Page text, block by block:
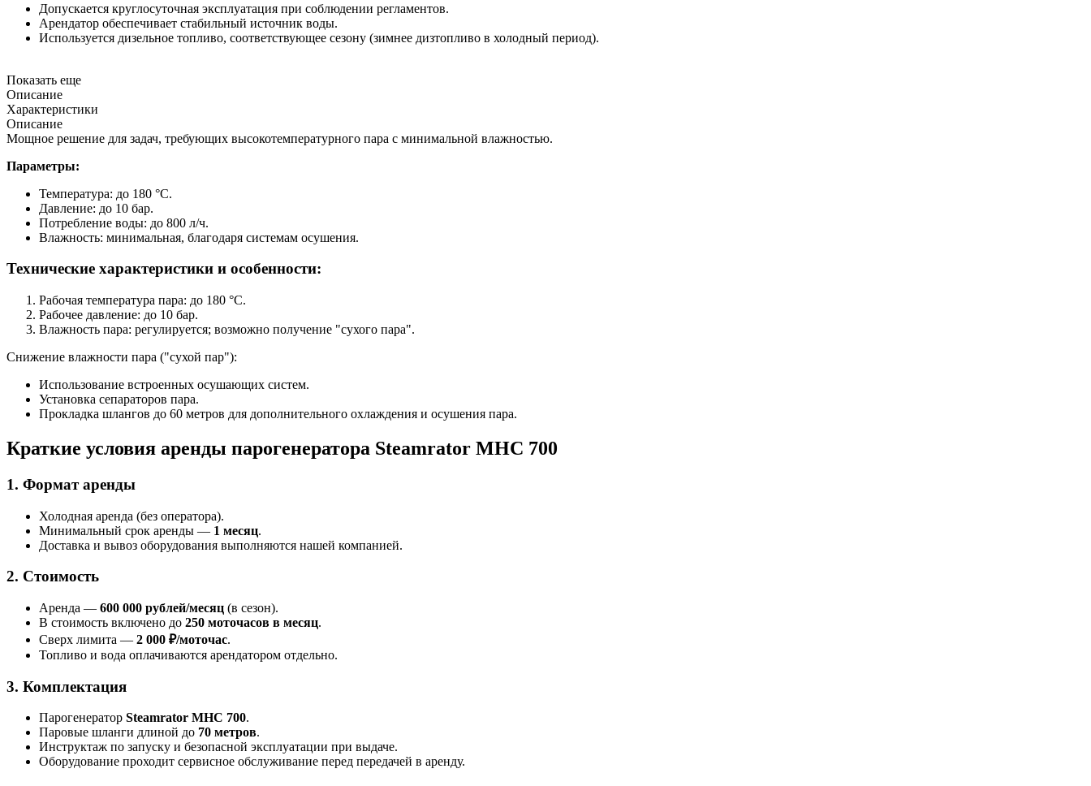
Допускается круглосуточная эксплуатация при соблюдении регламентов.
Арендатор обеспечивает стабильный источник воды.
Используется дизельное топливо, соответствующее сезону (зимнее дизтопливо в холодный период).
Показать еще
Описание
Характеристики
Описание
Мощное решение для задач, требующих высокотемпературного пара с минимальной влажностью.
Параметры:
Температура: до 180 °C.
Давление: до 10 бар.
Потребление воды: до 800 л/ч.
Влажность: минимальная, благодаря системам осушения.
Технические характеристики и особенности:
Рабочая температура пара: до 180 °C.
Рабочее давление: до 10 бар.
Влажность пара: регулируется; возможно получение "сухого пара".
Снижение влажности пара ("сухой пар"):
Использование встроенных осушающих систем.
Установка сепараторов пара.
Прокладка шлангов до 60 метров для дополнительного охлаждения и осушения пара.
Краткие условия аренды парогенератора Steamrator MHC 700
1. Формат аренды
Холодная аренда (без оператора).
Минимальный срок аренды — 1 месяц.
Доставка и вывоз оборудования выполняются нашей компанией.
2. Стоимость
Аренда — 600 000 рублей/месяц (в сезон).
В стоимость включено до 250 моточасов в месяц.
Сверх лимита — 2 000 ₽/моточас.
Топливо и вода оплачиваются арендатором отдельно.
3. Комплектация
Парогенератор Steamrator MHC 700.
Паровые шланги длиной до 70 метров.
Инструктаж по запуску и безопасной эксплуатации при выдаче.
Оборудование проходит сервисное обслуживание перед передачей в аренду.